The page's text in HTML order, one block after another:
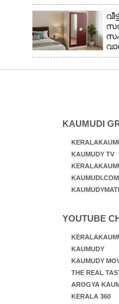
KAUMUDI
KAUMUDY TV
KAUMUDI.COM
YOUTUBE
KAUMUDY
KAUMUDY
THE REAL
AROGYA
KERALA 360